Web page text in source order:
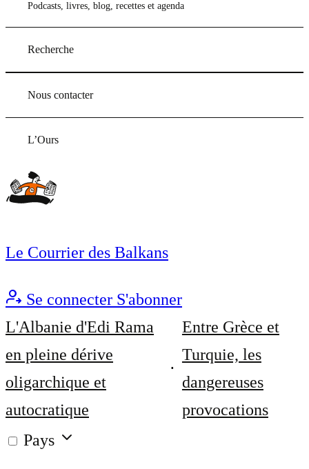
Podcasts, livres, blog, recettes et agenda
Recherche
Nous contacter
L’Ours
Le Courrier des Balkans
Se connecter S'abonner
L'Albanie d'Edi Rama
en pleine dérive
oligarchique et
autocratique
Entre Grèce et
Turquie, les
dangereuses
provocations
Pays